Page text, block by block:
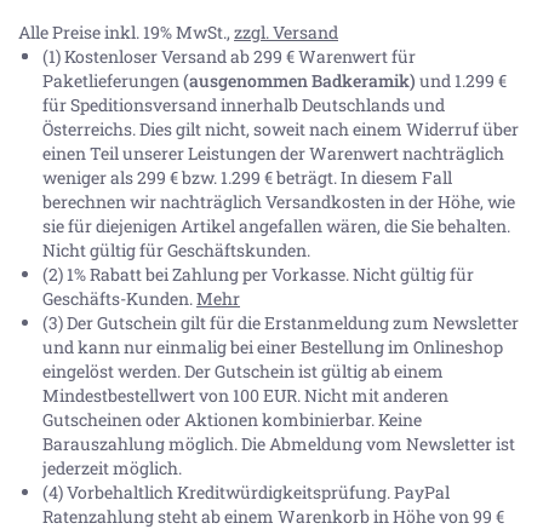
Alle Preise inkl. 19% MwSt., zzgl. Versand
(1) Kostenloser Versand ab 299 € Warenwert für
Paketlieferungen(ausgenommen Badkeramik) und 1.299 €
für Speditionsversand innerhalb Deutschlands und
Österreichs. Dies gilt nicht, soweit nach einem Widerruf über
einen Teil unserer Leistungen der Warenwert nachträglich
weniger als 299 € bzw. 1.299 € beträgt. In diesem Fall
berechnen wir nachträglich Versandkosten in der Höhe, wie
sie für diejenigen Artikel angefallen wären, die Sie behalten.
Nicht gültig für Geschäftskunden.
(2) 1% Rabatt bei Zahlung per Vorkasse. Nicht gültig für
Geschäfts-Kunden.Mehr
(3) Der Gutschein gilt für die Erstanmeldung zum Newsletter
und kann nur einmalig bei einer Bestellung im Onlineshop
eingelöst werden. Der Gutschein ist gültig ab einem
Mindestbestellwert von 100 EUR. Nicht mit anderen
Gutscheinen oder Aktionen kombinierbar. Keine
Barauszahlung möglich. Die Abmeldung vom Newsletter ist
jederzeit möglich.
(4) Vorbehaltlich Kreditwürdigkeitsprüfung. PayPal
Ratenzahlung steht ab einem Warenkorb in Höhe von99 €